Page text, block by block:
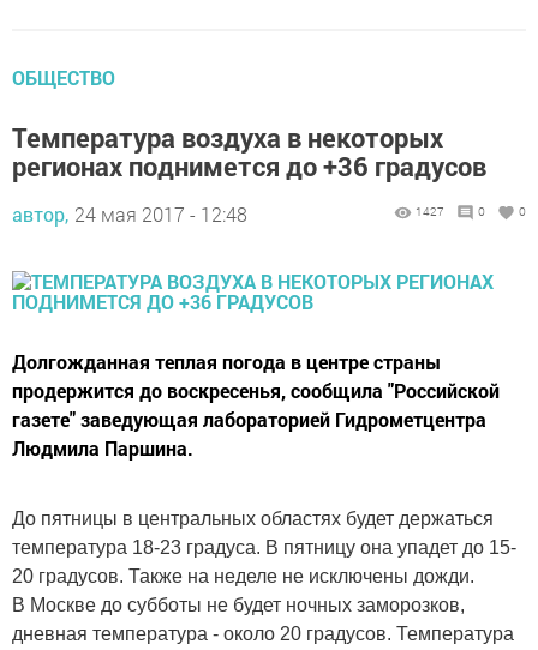
ОБЩЕСТВО
Температура воздуха в некоторых
регионах поднимется до +36 градусов
автор, 24 мая 2017 - 12:48 1427 0 0
Долгожданная теплая погода в центре страны
продержится до воскресенья, сообщила "Российской
газете" заведующая лабораторией Гидрометцентра
Людмила Паршина.
До пятницы в центральных областях будет держаться
температура 18-23 градуса. В пятницу она упадет до 15-
20 градусов. Также на неделе не исключены дожди.
В Москве до субботы не будет ночных заморозков,
дневная температура - около 20 градусов. Температура